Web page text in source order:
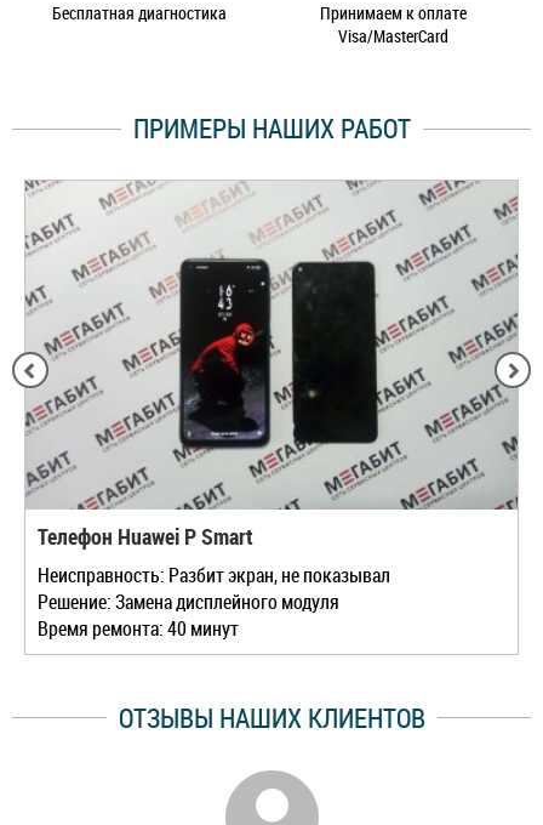
Бесплатная диагностика
Принимаем к оплате
Visa/MasterCard
ПРИМЕРЫ НАШИХ РАБОТ
Телефон Huawei P Smart
Неисправность: Разбит экран, не показывал
Решение: Замена дисплейного модуля
Время ремонта: 40 минут
ОТЗЫВЫ НАШИХ КЛИЕНТОВ